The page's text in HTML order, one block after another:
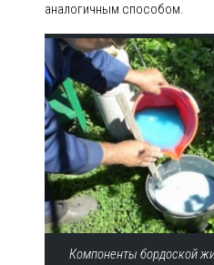
аналогичным способом.
Компоненты бордоской